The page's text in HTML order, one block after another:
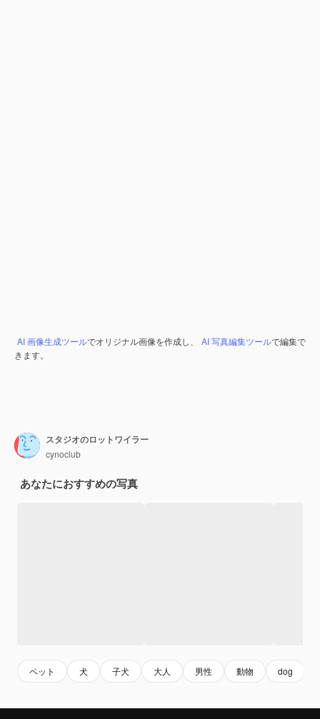
AI 画像生成ツールでオリジナル画像を作成し、 AI 写真編集ツールで編集で
きます。
スタジオのロットワイラー
cynoclub
あなたにおすすめの写真
ペット 犬 子犬 大人 男性 動物 dog